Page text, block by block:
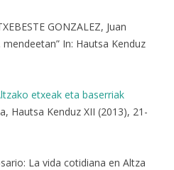
GONZALEZ, Juan
mendeetan” In: Hautsa Kenduz
etxeak eta baserriak
Hautsa Kenduz XII (2013), 21-
La vida cotidiana en Altza